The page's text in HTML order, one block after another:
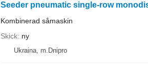
Seeder pneumatic single-row
Kombinerad såmaskin
Skick ny
Ukraina, m.Dnipro